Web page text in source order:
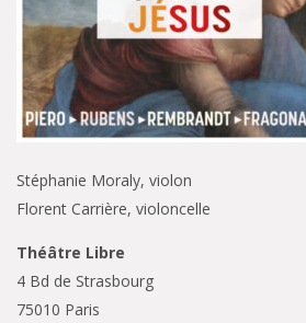
Stéphanie Moraly, violon
Florent Carrière, violoncelle
Théâtre Libre
4 Bd de Strasbourg
75010 Paris